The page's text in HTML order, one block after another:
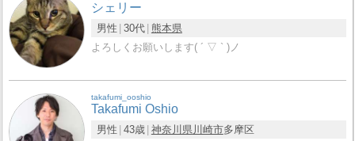
シェリー
男性 30代
熊本県
よろしくお願いします( ´ ▽ ` )ノ
takafumi_ooshio
Takafumi Oshio
男性 43歳 神奈川県 川崎市多摩区